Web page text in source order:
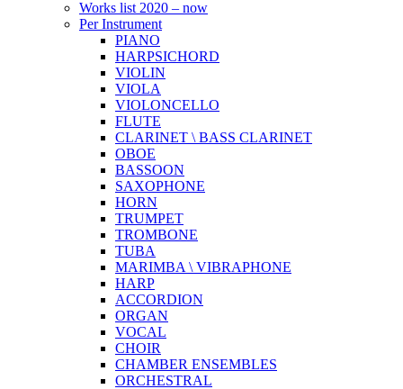
Works list 2020 – now
Per Instrument
PIANO
HARPSICHORD
VIOLIN
VIOLA
VIOLONCELLO
FLUTE
CLARINET \ BASS CLARINET
OBOE
BASSOON
SAXOPHONE
HORN
TRUMPET
TROMBONE
TUBA
MARIMBA \ VIBRAPHONE
HARP
ACCORDION
ORGAN
VOCAL
CHOIR
CHAMBER ENSEMBLES
ORCHESTRAL